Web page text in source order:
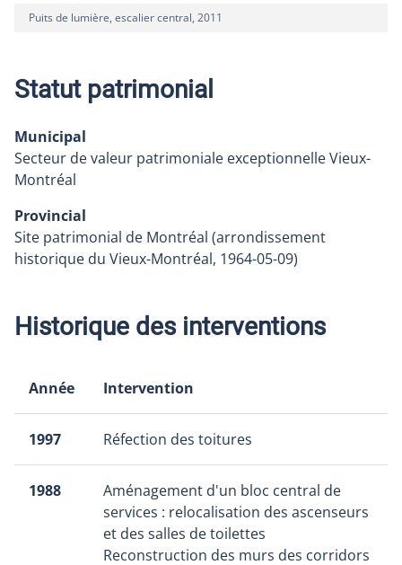
Puits de lumière, escalier central, 2011
Statut patrimonial
Municipal
Secteur de valeur patrimoniale exceptionnelle Vieux-
Montréal
Provincial
Site patrimonial de Montréal (arrondissement
historique du Vieux-Montréal, 1964-05-09)
Historique des interventions
Année Intervention
1997 Réfection des toitures
1988
Aménagement d'un bloc central de
services : relocalisation des ascenseurs
et des salles de toilettes
Reconstruction des murs des corridors